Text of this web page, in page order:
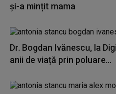
și-a mințit mama
Dr. Bogdan Ivănescu, la
anii de viață prin poluare...